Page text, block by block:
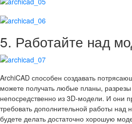
5. Работайте над
ArchiCAD способен создавать
можете получать любые планы,
непосредственно из 3D-модели. И они
требовать дополнительной работы над
будете делать достаточно хорошую